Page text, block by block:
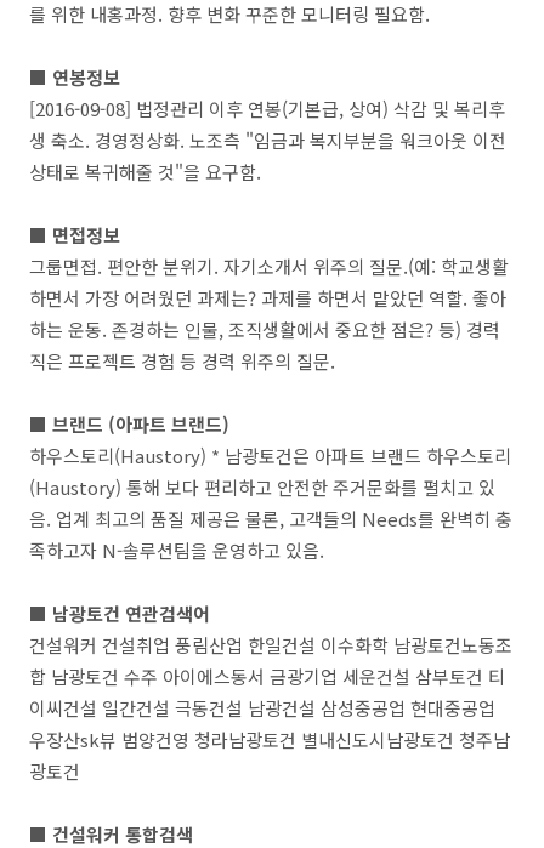
를 위한 내홍과정. 향후 변화 꾸준한 모니터링 필요함.
■ 연봉정보
[2016-09-08] 법정관리 이후 연봉(기본급, 상여) 삭감 및 복리후
생 축소. 경영정상화. 노조측 "임금과 복지부분을 워크아웃 이전
상태로 복귀해줄 것"을 요구함.
■ 면접정보
그룹면접. 편안한 분위기. 자기소개서 위주의 질문.(예: 학교생활
하면서 가장 어려웠던 과제는? 과제를 하면서 맡았던 역할. 좋아
하는 운동. 존경하는 인물, 조직생활에서 중요한 점은? 등) 경력
직은 프로젝트 경험 등 경력 위주의 질문.
■ 브랜드 (아파트 브랜드)
하우스토리(Haustory) * 남광토건은 아파트 브랜드 하우스토리
(Haustory) 통해 보다 편리하고 안전한 주거문화를 펼치고 있
음. 업계 최고의 품질 제공은 물론, 고객들의 Needs를 완벽히 충
족하고자 N-솔루션팀을 운영하고 있음.
■ 남광토건 연관검색어
건설워커 건설취업 풍림산업 한일건설 이수화학 남광토건노동조
합 남광토건 수주 아이에스동서 금광기업 세운건설 삼부토건 티
이씨건설 일간건설 극동건설 남광건설 삼성중공업 현대중공업
우장산sk뷰 범양건영 청라남광토건 별내신도시남광토건 청주남
광토건
■ 건설워커 통합검색